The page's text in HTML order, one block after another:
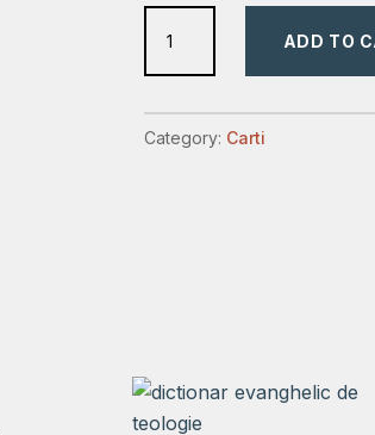
consiliere
creștină
ADD TO
Category: Carti